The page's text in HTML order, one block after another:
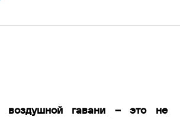
воздушной гавани – это не